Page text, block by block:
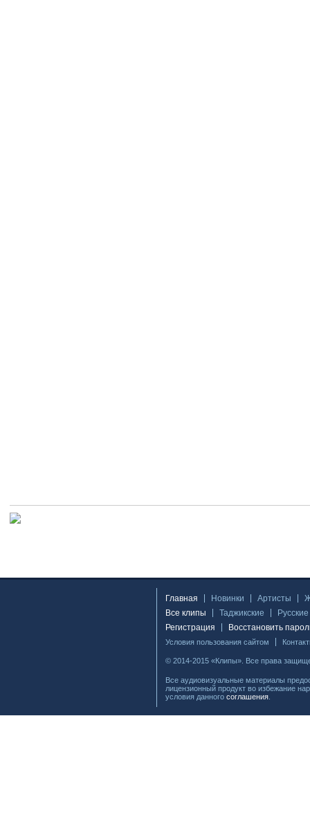
Главная Новинки Артисты
Все клипы
Таджикские
Русские
Регистрация
Восстановить
Условия пользования сайтом
© 2014-2015 «Клипы». Все права
Все аудиовизуальные материалы
лицензионный продукт во избежание
условия данного соглашения